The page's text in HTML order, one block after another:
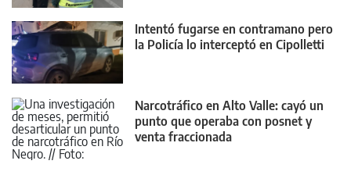
Intentó fugarse en contramano pero
la Policía lo interceptó en Cipolletti
Narcotráfico en Alto Valle: cayó un
punto que operaba con posnet y
venta fraccionada